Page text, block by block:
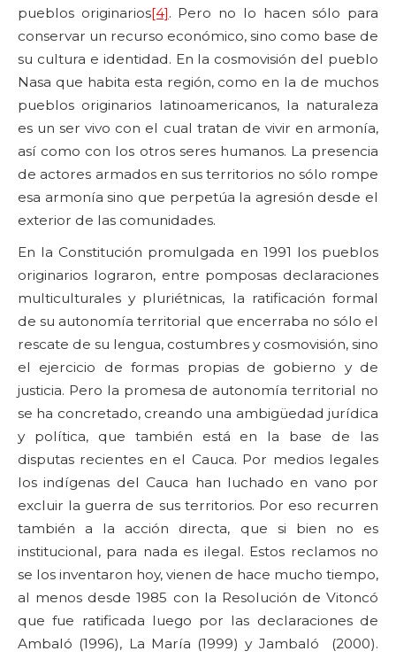
pueblos originarios[4]. Pero no lo hacen sólo para
conservar un recurso económico, sino como base de
su cultura e identidad. En la cosmovisión del pueblo
Nasa que habita esta región, como en la de muchos
pueblos originarios latinoamericanos, la naturaleza
es un ser vivo con el cual tratan de vivir en armonía,
así como con los otros seres humanos. La presencia
de actores armados en sus territorios no sólo rompe
esa armonía sino que perpetúa la agresión desde el
exterior de las comunidades.
En la Constitución promulgada en 1991 los pueblos
originarios lograron, entre pomposas declaraciones
multiculturales y pluriétnicas, la ratificación formal
de su autonomía territorial que encerraba no sólo el
rescate de su lengua, costumbres y cosmovisión, sino
el ejercicio de formas propias de gobierno y de
justicia. Pero la promesa de autonomía territorial no
se ha concretado, creando una ambigüedad jurídica
y política, que también está en la base de las
disputas recientes en el Cauca. Por medios legales
los indígenas del Cauca han luchado en vano por
excluir la guerra de sus territorios. Por eso recurren
también a la acción directa, que si bien no es
institucional, para nada es ilegal. Estos reclamos no
se los inventaron hoy, vienen de hace mucho tiempo,
al menos desde 1985 con la Resolución de Vitoncó
que fue ratificada luego por las declaraciones de
Ambaló (1996), La María (1999) y Jambaló (2000).